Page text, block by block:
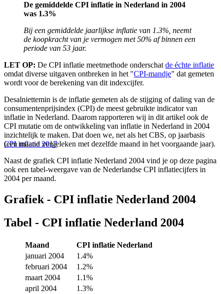
CPI inflatie 2017
De gemiddelde CPI inflatie in Nederland in 2004
was 1.3%
Bij een gemiddelde jaarlijkse inflatie van 1.3%, neemt
de koopkracht van je vermogen met 50% af binnen een
periode van 53 jaar.
LET OP: De CPI inflatie meetmethode onderschat de échte inflatie
omdat diverse uitgaven ontbreken in het "CPI-mandje" dat gemeten
wordt voor de berekening van dit indexcijfer.
Desalniettemin is de inflatie gemeten als de stijging of daling van de
consumentenprijsindex (CPI) de meest gebruikte indicator van
inflatie in Nederland. Daarom rapporteren wij in dit artikel ook de
CPI mutatie om de ontwikkeling van inflatie in Nederland in 2004
inzichtelijk te maken. Dat doen we, net als het CBS, op jaarbasis
(een maand vergeleken met dezelfde maand in het voorgaande jaar).
Naast de grafiek CPI inflatie Nederland 2004 vind je op deze pagina
ook een tabel-weergave van de Nederlandse CPI inflatiecijfers in
2004 per maand.
Grafiek - CPI inflatie Nederland 2004
Tabel - CPI inflatie Nederland 2004
Maand
CPI inflatie Nederland
januari 2004
1.4%
februari 2004
1.2%
maart 2004
1.1%
april 2004
1.3%